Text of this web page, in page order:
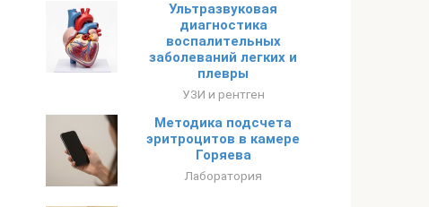
Ультразвуковая
диагностика
воспалительных
заболеваний легких и
плевры
УЗИ и рентген
Методика подсчета
эритроцитов в камере
Горяева
Лаборатория